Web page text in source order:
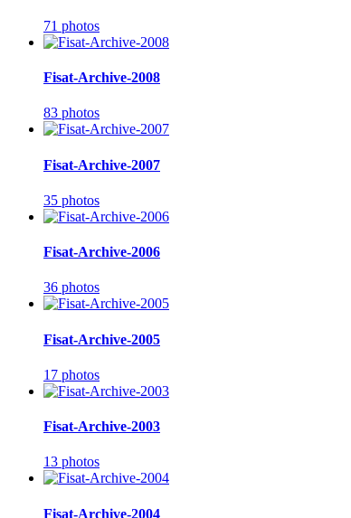
71 photos
Fisat-Archive-2008
83 photos
Fisat-Archive-2007
35 photos
Fisat-Archive-2006
36 photos
Fisat-Archive-2005
17 photos
Fisat-Archive-2003
13 photos
Fisat-Archive-2004